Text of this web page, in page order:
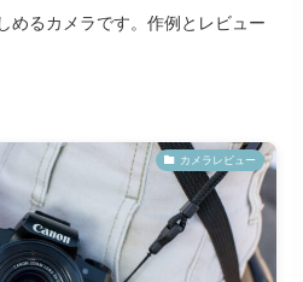
めるカメラです。作例とレビュー
カメラレビュー